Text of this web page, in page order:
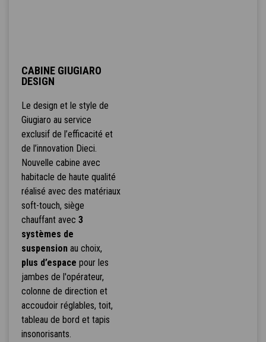
CABINE GIUGIARO
DESIGN
Le design et le style de
Giugiaro au service
exclusif de l’efficacité et
de l’innovation Dieci.
Nouvelle cabine avec
habitacle de haute qualité
réalisé avec des matériaux
soft-touch, siège
chauffant avec 3
systèmes de
suspensionau choix,
plus d’espace pour les
jambes de l'opérateur,
colonne de direction et
accoudoir réglables, toit,
tableau de bord et tapis
insonorisants.